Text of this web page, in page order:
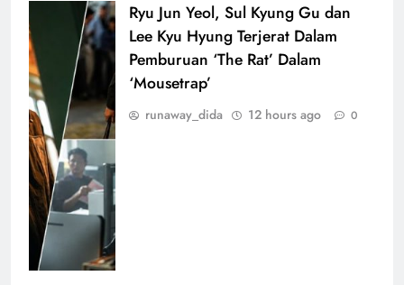
Ryu Jun Yeol, Sul Kyung Gu dan
Lee Kyu Hyung Terjerat Dalam
Pemburuan ‘The Rat’ Dalam
‘Mousetrap’
runaway_dida 12 hours ago 0